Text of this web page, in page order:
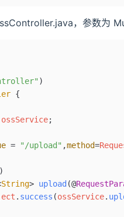
，参数为
)
{
ossService;
= "/upload" ,method=
)
String> upload (@
. success (ossService.